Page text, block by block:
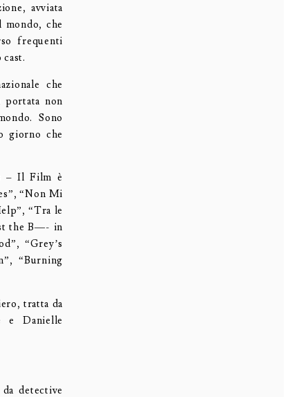
avviata
che
frequenti
che
portata non
Sono
giorno che
– Il Film è
“Non Mi
“Tra le
the B—- in
“Grey’s
“Burning
tratta da
e Danielle
detective